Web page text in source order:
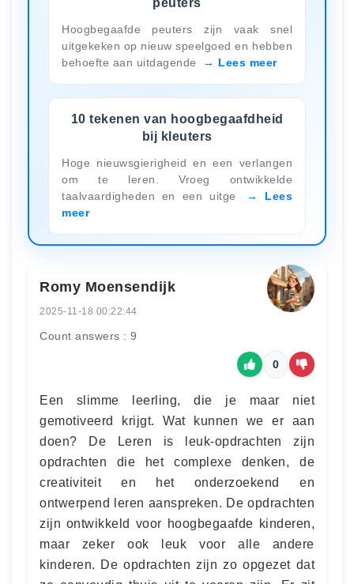
peuters
Hoogbegaafde peuters zijn vaak snel
uitgekeken op nieuw speelgoed en hebben
behoefte aan uitdagende
Lees meer
10 tekenen van hoogbegaafdheid
bij kleuters
Hoge nieuwsgierigheid en een verlangen
om te leren. Vroeg ontwikkelde
taalvaardigheden en een uitge
Lees
meer
Romy Moensendijk
2025-11-18 00:22:44
Count answers : 9
0
Een slimme leerling, die je maar niet
gemotiveerd krijgt. Wat kunnen we er aan
doen? De Leren is leuk-opdrachten zijn
opdrachten die het complexe denken, de
creativiteit en het onderzoekend en
ontwerpend leren aanspreken. De opdrachten
zijn ontwikkeld voor hoogbegaafde kinderen,
maar zeker ook leuk voor alle andere
kinderen. De opdrachten zijn zo opgezet dat